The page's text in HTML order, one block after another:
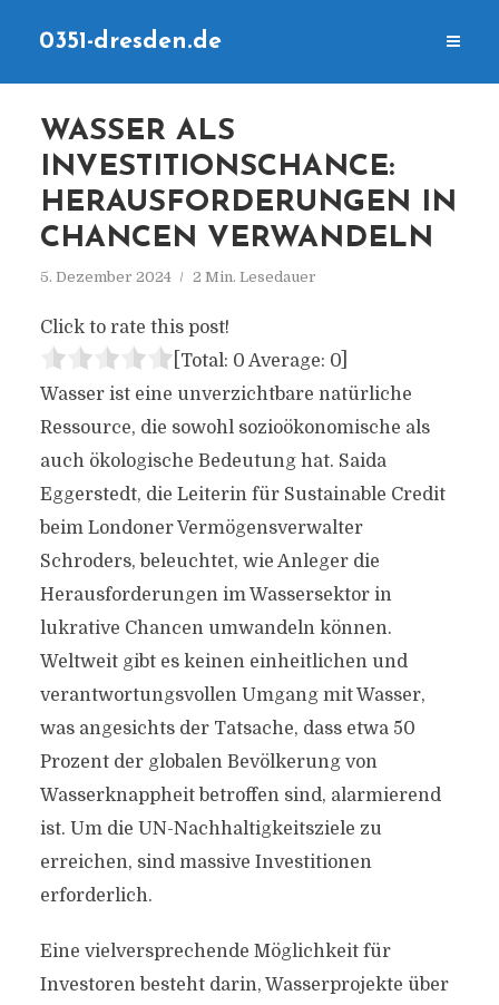
0351-dresden.de
WASSER ALS
INVESTITIONSCHANCE:
HERAUSFORDERUNGEN IN
CHANCEN VERWANDELN
5. Dezember 2024 2 Min. Lesedauer
Click to rate this post!
[Total: 0 Average: 0]
Wasser ist eine unverzichtbare natürliche
Ressource, die sowohl sozioökonomische als
auch ökologische Bedeutung hat. Saida
Eggerstedt, die Leiterin für Sustainable Credit
beim Londoner Vermögensverwalter
Schroders, beleuchtet, wie Anleger die
Herausforderungen im Wassersektor in
lukrative Chancen umwandeln können.
Weltweit gibt es keinen einheitlichen und
verantwortungsvollen Umgang mit Wasser,
was angesichts der Tatsache, dass etwa 50
Prozent der globalen Bevölkerung von
Wasserknappheit betroffen sind, alarmierend
ist. Um die UN-Nachhaltigkeitsziele zu
erreichen, sind massive Investitionen
erforderlich.
Eine vielversprechende Möglichkeit für
Investoren besteht darin, Wasserprojekte über